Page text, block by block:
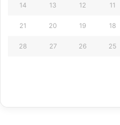
11
12
13
14
18
19
20
21
25
26
27
28